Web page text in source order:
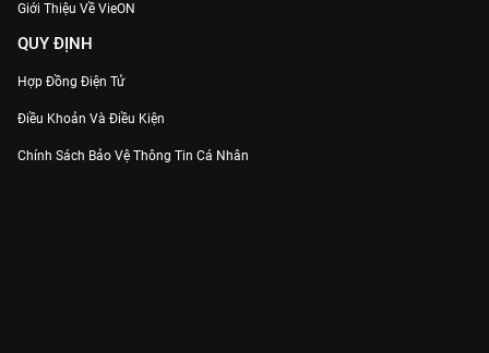
Giới Thiệu Về VieON
QUY ĐỊNH
Hợp Đồng Điện Tử
Điều Khoản Và Điều Kiện
Chính Sách Bảo Vệ Thông Tin Cá Nhân